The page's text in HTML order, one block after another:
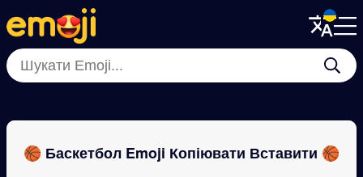
Menu
Close
Menu
Close
🏀 Баскетбол Emoji Копіювати Вставити 🏀